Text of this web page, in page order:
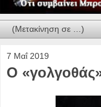
7 Μαΐ 2019
Ο